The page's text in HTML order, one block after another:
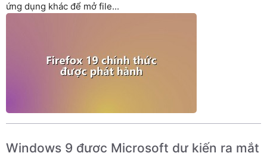
ứng dụng khác để mở file...
Windows 9 được Microsoft dự kiến ra mắt